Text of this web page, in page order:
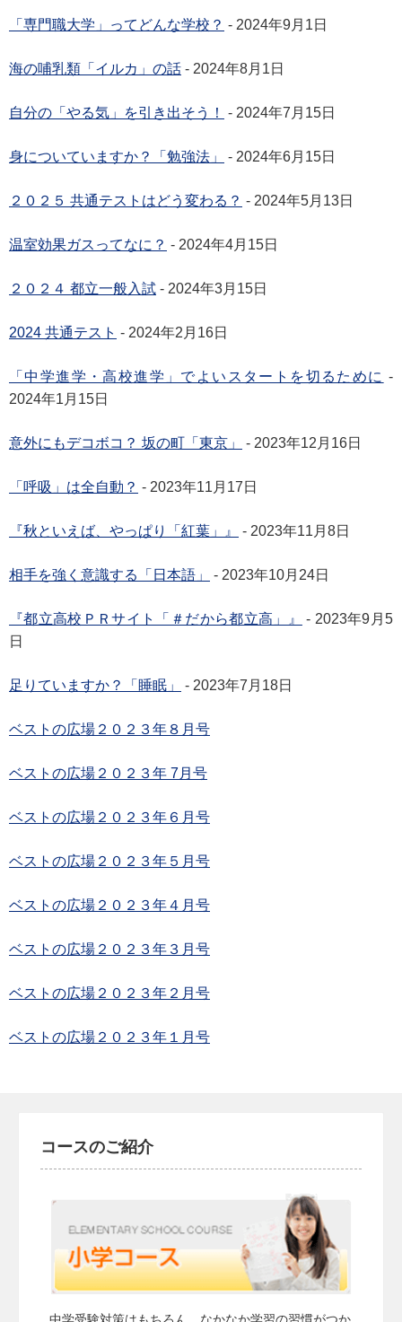
「専門職大学」ってどんな学校？ - 2024年9月1日
海の哺乳類「イルカ」の話 - 2024年8月1日
自分の「やる気」を引き出そう！ - 2024年7月15日
身についていますか？「勉強法」 - 2024年6月15日
２０２５ 共通テストはどう変わる？ - 2024年5月13日
温室効果ガスってなに？ - 2024年4月15日
２０２４ 都立一般入試 - 2024年3月15日
2024 共通テスト - 2024年2月16日
「中学進学・高校進学」でよいスタートを切るために -
2024年1月15日
意外にもデコボコ？ 坂の町「東京」 - 2023年12月16日
「呼吸」は全自動？ - 2023年11月17日
『秋といえば、やっぱり「紅葉」』 - 2023年11月8日
相手を強く意識する「日本語」 - 2023年10月24日
『都立高校ＰＲサイト「＃だから都立高」』
- 2023年9月5
日
足りていますか？「睡眠」 - 2023年7月18日
ベストの広場２０２３年８月号
ベストの広場２０２３年 7月号
ベストの広場２０２３年６月号
ベストの広場２０２３年５月号
ベストの広場２０２３年４月号
ベストの広場２０２３年３月号
ベストの広場２０２３年２月号
ベストの広場２０２３年１月号
コースのご紹介
中学受験対策はもちろん、なかなか学習の習慣がつか